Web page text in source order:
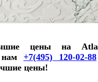
цены на
нам +7(495) 120-02-88
цены!